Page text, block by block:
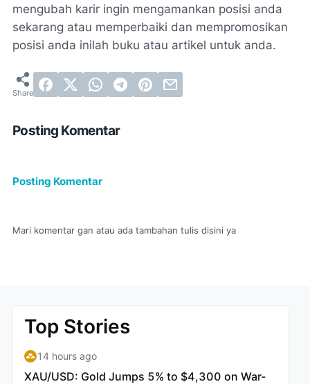
mengubah karir ingin mengamankan posisi anda
sekarang atau memperbaiki dan mempromosikan
posisi anda inilah buku atau artikel untuk anda.
Posting Komentar
Posting Komentar
Mari komentar gan atau ada tambahan tulis disini ya